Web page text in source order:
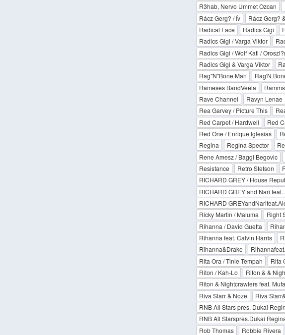
R3hab, Nervo Ummet Ozcan
Rácz Gerg? / Ív
Rácz Gerg?
Radical Face
Radics Gigi
Radics Gigi / Varga Viktor
Radics Gigi / Wolf Kati /
Radics Gigi & Varga Viktor
Rag''N''Bone Man
Rag'N
Rameses BandVeela
Rave Channel
Ravyn Lenae
Rea Garvey / Picture This
Red Carpet / Hardwell
Red
Red One / Enrique Iglesias
Regina
Regina Spector
Rene Amesz / Baggi Begovic
Resistance
Retro Stefson
RICHARD GREY / House
RICHARD GREY and Nari
RICHARD
Ricky Martin / Maluma
Right
Rihanna / David Guetta
Rihanna feat. Calvin Harris
Rihanna&Drake
Rita Ora / Tinie Tempah
Rita
Riton / Kah-Lo
Riton & &
Riton & Nightcrawlers feat.
Riva Starr & Noze
Riva
RNB All Stars pres. Dukai
RNB All Starspres.Dukai
Rob Thomas
Robbie Rivera